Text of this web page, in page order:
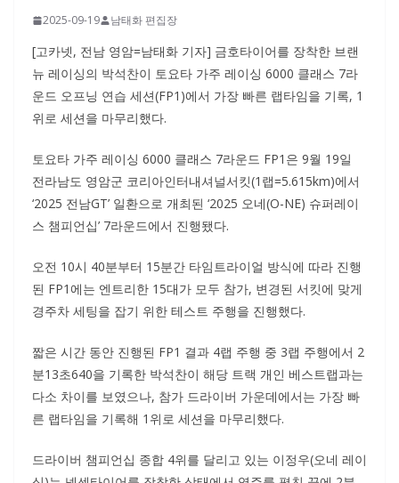
2025-09-19 남태화 편집장
[고카넷, 전남 영암=남태화 기자] 금호타이어를 장착한 브랜
뉴 레이싱의 박석찬이 토요타 가주 레이싱 6000 클래스 7라
운드 오프닝 연습 세션(FP1)에서 가장 빠른 랩타임을 기록, 1
위로 세션을 마무리했다.
토요타 가주 레이싱 6000 클래스 7라운드 FP1은 9월 19일
전라남도 영암군 코리아인터내셔널서킷(1랩=5.615km)에서
‘2025 전남GT’ 일환으로 개최된 ‘2025 오네(O-NE) 슈퍼레이
스 챔피언십’ 7라운드에서 진행됐다.
오전 10시 40분부터 15분간 타임트라이얼 방식에 따라 진행
된 FP1에는 엔트리한 15대가 모두 참가, 변경된 서킷에 맞게
경주차 세팅을 잡기 위한 테스트 주행을 진행했다.
짧은 시간 동안 진행된 FP1 결과 4랩 주행 중 3랩 주행에서 2
분13초640을 기록한 박석찬이 해당 트랙 개인 베스트랩과는
다소 차이를 보였으나, 참가 드라이버 가운데에서는 가장 빠
른 랩타임을 기록해 1위로 세션을 마무리했다.
드라이버 챔피언십 종합 4위를 달리고 있는 이정우(오네 레이